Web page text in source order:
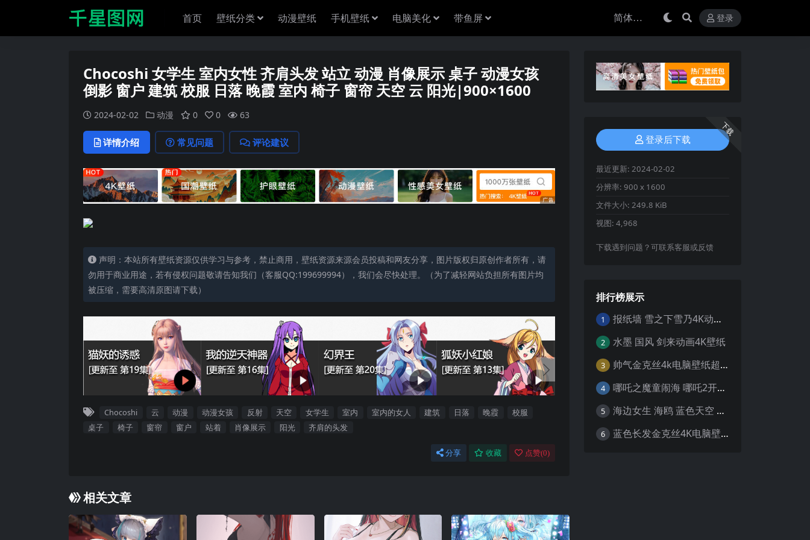
首页 壁纸分类 动漫壁纸 手机壁纸 电脑美化 带鱼屏 登录
Chocoshi 女学生 室内女性 齐肩头发 站立 动漫 肖像展示 桌子 动漫女孩
倒影 窗户 建筑 校服 日落 晚霞 室内 椅子 窗帘 天空 云 阳光|900×1600
2024-02-02 动漫 0 0 63
详情介绍 常见问题 评论建议
声明：本站所有壁纸资源仅供学习与参考，禁止商用，壁纸资源来源会员投稿和网友分享，图片版权归原创作者所有，请
勿用于商业用途，若有侵权问题敬请告知我们（客服QQ:199699994），我们会尽快处理。（为了减轻网站负担所有图片均
被压缩，需要高清原图请下载）
Chocoshi 云 动漫 动漫女孩 反射 天空 女学生 室内 室内的女人 建筑 日落 晚霞
校服
桌子
椅子 窗帘 窗户 站着 肖像展示 阳光 齐肩的头发
分享 收藏 点赞(0)
相关文章
下载
登录后下载
最近更新: 2024-02-02
分辨率: 900 x 1600
文件大小: 249.8 KiB
视图: 4,968
下载遇到问题？可联系客服或反馈
排行榜展示
1 报纸墙 雪之下雪乃4K动漫壁纸
2 水墨 国风 剑来动画4K壁纸
3 帅气金克丝4k电脑壁纸超清
4 哪吒之魔童闹海 哪吒2开场4K壁纸
5 海边女生 海鸥 蓝色天空 4K壁纸
6 蓝色长发金克丝4K电脑壁纸